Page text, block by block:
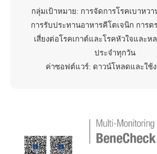
กลุ่มเป้าหมาย: การจัดการโรคเบาหว
การรับประทานอาหารคีโตเจนิก การต
เสี่ยงต่อโรคเกาต์และโรคหัวใจและห
ประจำทุกวัน
ค่าซอฟต์แวร์: ดาวน์โหลดและใช้